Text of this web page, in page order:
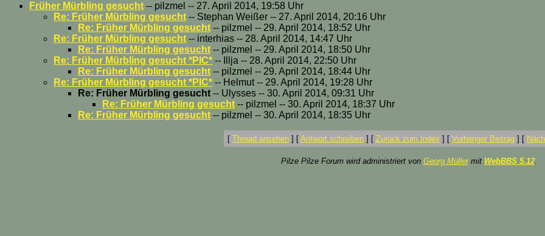
Früher Mürbling gesucht -- pilzmel -- 27. April 2014, 19:58 Uhr
Re: Früher Mürbling gesucht -- Stephan Weißer -- 27. April 2014, 20:16 Uhr
Re: Früher Mürbling gesucht -- pilzmel -- 29. April 2014, 18:52 Uhr
Re: Früher Mürbling gesucht -- interhias -- 28. April 2014, 14:47 Uhr
Re: Früher Mürbling gesucht -- pilzmel -- 29. April 2014, 18:50 Uhr
Re: Früher Mürbling gesucht *PIC* -- Illja -- 28. April 2014, 22:50 Uhr
Re: Früher Mürbling gesucht -- pilzmel -- 29. April 2014, 18:44 Uhr
Re: Früher Mürbling gesucht *PIC* -- Helmut -- 29. April 2014, 19:28 Uhr
Re: Früher Mürbling gesucht -- Ulysses -- 30. April 2014, 09:31 Uhr
Re: Früher Mürbling gesucht -- pilzmel -- 30. April 2014, 18:37 Uhr
Re: Früher Mürbling gesucht -- pilzmel -- 30. April 2014, 18:35 Uhr
[ Thread ansehen] [ Antwort schreiben] [ Zurück zum Index ] [ Vorheriger Beitrag] [
Pilze Pilze Forum wird administriert von Georg Müllermit WebBBS 5.12.